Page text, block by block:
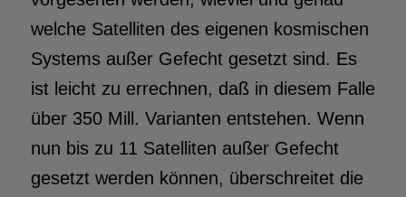
welche Satelliten des eigenen kosmischen
Systems außer Gefecht gesetzt sind. Es
ist leicht zu errechnen, daß in diesem Falle
über 350 Mill. Varianten entstehen. Wenn
nun bis zu 11 Satelliten außer Gefecht
gesetzt werden können, überschreitet die